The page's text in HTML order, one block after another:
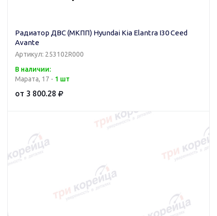
Радиатор ДВС (МКПП) Hyundai Kia Elantra I30 Ceed
Avante
Артикул: 253102R000
В наличии:
Марата, 17 - 1 шт
от 3 800.28